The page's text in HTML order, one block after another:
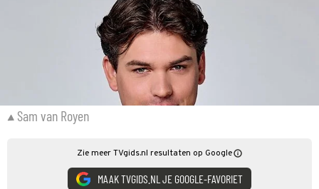
Sam van Royen
Zie meer TVgids.nl resultaten op Google
MAAK TVGIDS.NL JE GOOGLE-FAVORIET